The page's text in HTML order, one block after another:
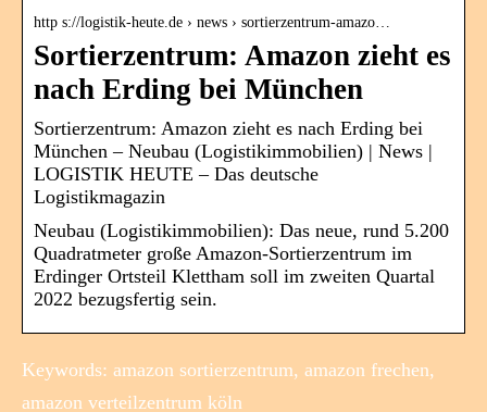
http s://logistik-heute.de › news › sortierzentrum-amazo…
Sortierzentrum: Amazon zieht es
nach Erding bei München
Sortierzentrum: Amazon zieht es nach Erding bei
München – Neubau (Logistikimmobilien) | News |
LOGISTIK HEUTE – Das deutsche
Logistikmagazin
Neubau (Logistikimmobilien): Das neue, rund 5.200
Quadratmeter große Amazon-Sortierzentrum im
Erdinger Ortsteil Klettham soll im zweiten Quartal
2022 bezugsfertig sein.
Keywords: amazon sortierzentrum, amazon frechen,
amazon verteilzentrum köln